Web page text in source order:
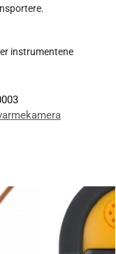
instrumentene